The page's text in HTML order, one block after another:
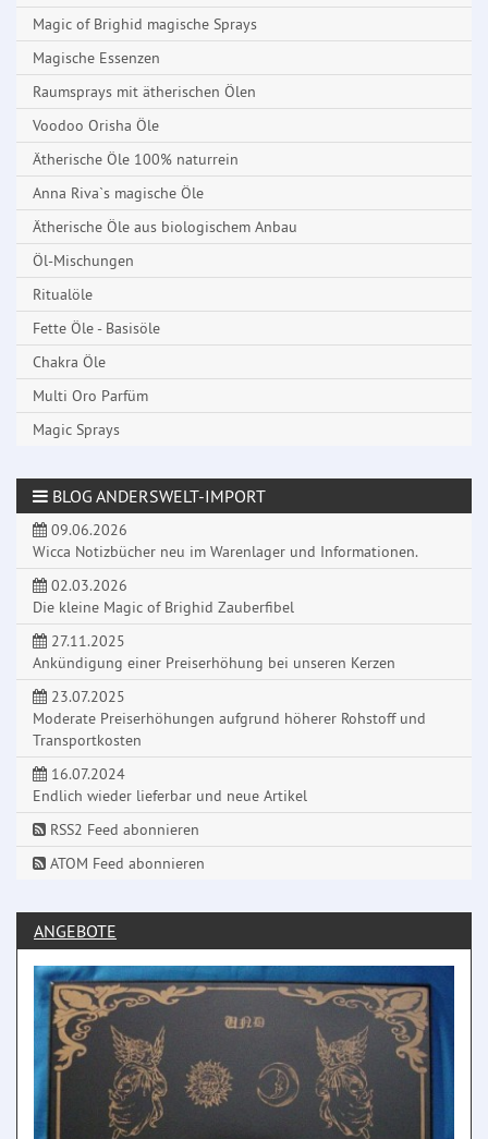
Magic of Brighid magische Sprays
Magische Essenzen
Raumsprays mit ätherischen Ölen
Voodoo Orisha Öle
Ätherische Öle 100% naturrein
Anna Riva`s magische Öle
Ätherische Öle aus biologischem Anbau
Öl-Mischungen
Ritualöle
Fette Öle - Basisöle
Chakra Öle
Multi Oro Parfüm
Magic Sprays
BLOG ANDERSWELT-IMPORT
09.06.2026
Wicca Notizbücher neu im Warenlager und Informationen.
02.03.2026
Die kleine Magic of Brighid Zauberfibel
27.11.2025
Ankündigung einer Preiserhöhung bei unseren Kerzen
23.07.2025
Moderate Preiserhöhungen aufgrund höherer Rohstoff und
Transportkosten
16.07.2024
Endlich wieder lieferbar und neue Artikel
RSS2 Feed abonnieren
ATOM Feed abonnieren
ANGEBOTE